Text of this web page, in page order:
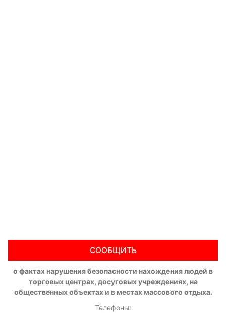
СООБЩИТЬ
о фактах нарушения безопасности нахождения людей в
торговых центрах, досуговых учреждениях, на
общественных объектах и в местах массового отдыха.
Телефоны: